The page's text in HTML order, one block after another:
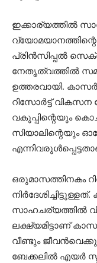
ഇക്കാര്യത്തില്‍
പ്രിന്‍സിപ്പല്‍
നേതൃത്വത്തില്‍
ഉത്തരവായി.
റിസോര്‍ട്ട്
വകുപ്പിന്റെയും
സിയാലിന്റെയും
ഒരുമാസത്തിനകം
സാഹചര്യത്തില്‍
ലക്ഷ്യമിട്ടാണ്
വീണ്ടും
ബേക്കലില്‍ എയര്‍